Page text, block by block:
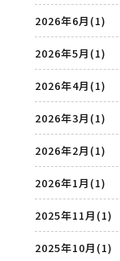
2026年6月 (1)
2026年5月 (1)
2026年4月 (1)
2026年3月 (1)
2026年2月 (1)
2026年1月 (1)
2025年11月 (1)
2025年10月 (1)